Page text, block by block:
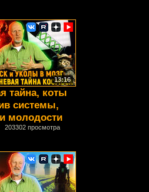
13:16
тайна, коты
системы,
молодости
203302 просмотра